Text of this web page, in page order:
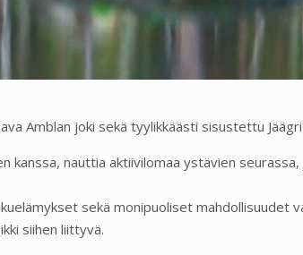
Amblan joki sekä tyylikkäästi sisustettu
nauttia aktiivilomaa ystävien
sekä monipuoliset
siihen liittyvä.